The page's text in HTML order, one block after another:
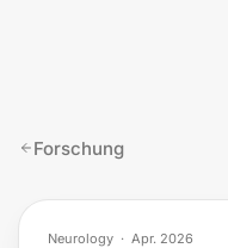
Forschung
Neurology · Apr. 2026